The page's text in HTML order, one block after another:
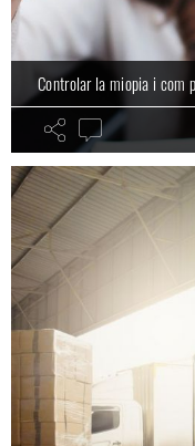
Controlar la miopia i com